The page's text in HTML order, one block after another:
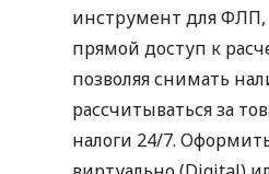
инструмент для
прямой доступ к
позволяя снимать
рассчитываться за
налоги 24/7.